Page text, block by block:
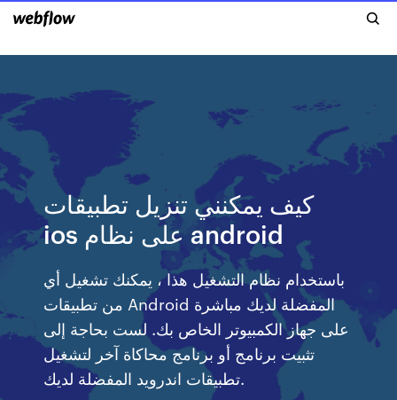
كيف يمكنني تنزيل تطبيقات
ios على نظام android
باستخدام نظام التشغيل هذا ، يمكنك تشغيل أي
من تطبيقات Android المفضلة لديك مباشرة
على جهاز الكمبيوتر الخاص بك. لست بحاجة إلى
تثبيت برنامج أو برنامج محاكاة آخر لتشغيل
تطبيقات اندرويد المفضلة لديك.